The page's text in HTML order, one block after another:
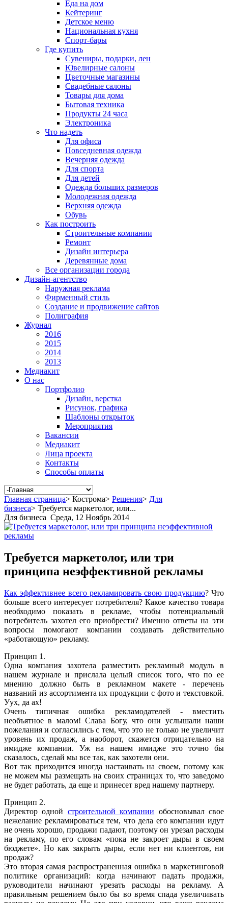
Еда на дом
Кейтеринг
Детское меню
Национальная кухня
Спорт-бары
Где купить
Сувениры, подарки, лен
Ювелирные салоны
Цветочные магазины
Свадебные салоны
Товары для дома
Бытовая техника
Продукты 24 часа
Электроника
Что надеть
Для офиса
Повседневная одежда
Вечерняя одежда
Для спорта
Для детей
Одежда больших размеров
Молодежная одежда
Верхняя одежда
Обувь
Как построить
Строительные компании
Ремонт
Дизайн интерьера
Деревянные дома
Все организации города
Дизайн-агентство
Наружная реклама
Фирменный стиль
Создание и продвижение сайтов
Полиграфия
Журнал
2016
2015
2014
2013
Медиакит
О нас
Портфолио
Дизайн, верстка
Рисунок, графика
Шаблоны открыток
Мероприятия
Вакансии
Медиакит
Лица проекта
Контакты
Способы оплаты
Главная страница> Кострома> Решения> Для
бизнеса> Требуется маркетолог, или...
Для бизнеса Среда, 12 Ноябрь 2014
Требуется маркетолог, или три
принципа неэффективной рекламы
Как эффективнее всего рекламировать свою продукцию? Что
больше всего интересует потребителя? Какое качество товара
необходимо показать в рекламе, чтобы потенциальный
потребитель захотел его приобрести? Именно ответы на эти
вопросы помогают компании создавать действительно
«работающую» рекламу.
Принцип 1.
Одна компания захотела разместить рекламный модуль в
нашем журнале и прислала целый список того, что по ее
мнению должно быть в рекламном макете - перечень
названий из ассортимента их продукции с фото и текстовкой.
Уух, да ах!
Очень типичная ошибка рекламодателей - вместить
необъятное в малом! Слава Богу, что они услышали наши
пожелания и согласились с тем, что это не только не увеличит
уровень их продаж, а наоборот, скажется отрицательно на
имидже компании. Уж на нашем имидже это точно бы
сказалось, сделай мы все так, как захотели они.
Вот так приходится иногда настаивать на своем, потому как
не можем мы размещать на своих страницах то, что заведомо
не будет работать, да еще и принесет вред нашему партнеру.
Принцип 2.
Директор одной строительной компании обосновывал свое
нежелание рекламироваться тем, что дела его компании идут
не очень хорошо, продажи падают, поэтому он урезал расходы
на рекламу, по его словам «пока не закроет дыры в своем
бюджете». Но как закрыть дыры, если нет ни клиентов, ни
продаж?
Это вторая самая распространенная ошибка в маркетинговой
политике организаций: когда начинают падать продажи,
руководители начинают урезать расходы на рекламу. А
правильным решением было бы во время спада увеличивать